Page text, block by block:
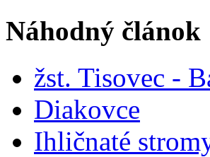
Náhodný článok
žst. Tisovec -
Diakovce
Ihličnaté